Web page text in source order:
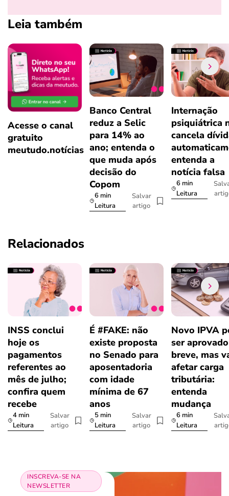
Leia também
Acesse o canal
gratuito
meutudo.notícias
Banco Central
reduz a Selic
para 14% ao
ano; entenda o
que muda após
decisão do
Copom
6 min
Leitura
Salvar
artigo
Internação
psiquiátrica
cancela
entenda a
notícia falsa
6 min
Leitura
Relacionados
INSS conclui
hoje os
pagamentos
referentes ao
mês de julho;
confira quem
recebe
4 min
Leitura
Salvar
artigo
É #FAKE: não
existe proposta
no Senado para
aposentadoria
com idade
mínima de 67
anos
5 min
Leitura
Salvar
artigo
Novo IPVA
ser
breve, mas
afetar carga
tributária:
entenda
mudança
6 min
Leitura
INSCREVA-SE NA
NEWSLETTER